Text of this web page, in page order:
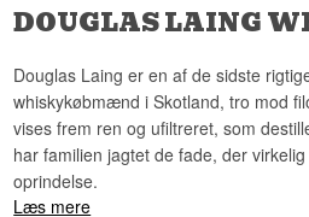
DOUGLAS LAING
Douglas Laing er en af de sidste
whiskykøbmænd i Skotland, tro mod
vises frem ren og ufiltreret, som
har familien jagtet de fade, der
oprindelse.
Læs mere